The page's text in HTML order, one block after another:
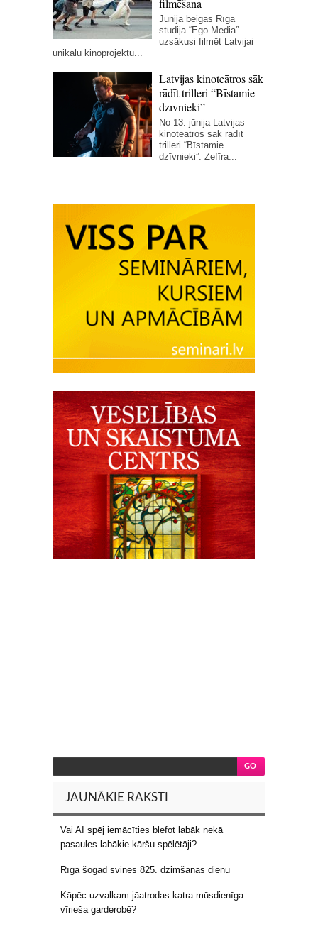
filmēšana
Jūnija beigās Rīgā
studija “Ego Media”
uzsākusi filmēt Latvijai
unikālu kinoprojektu...
Latvijas kinoteātros sāk
rādīt trilleri “Bīstamie
dzīvnieki”
No 13. jūnija Latvijas
kinoteātros sāk rādīt
trilleri “Bīstamie
dzīvnieki”. Zefīra...
JAUNĀKIE RAKSTI
Vai AI spēj iemācīties blefot labāk nekā
pasaules labākie kāršu spēlētāji?
Rīga šogad svinēs 825. dzimšanas dienu
Kāpēc uzvalkam jāatrodas katra mūsdienīga
vīrieša garderobē?